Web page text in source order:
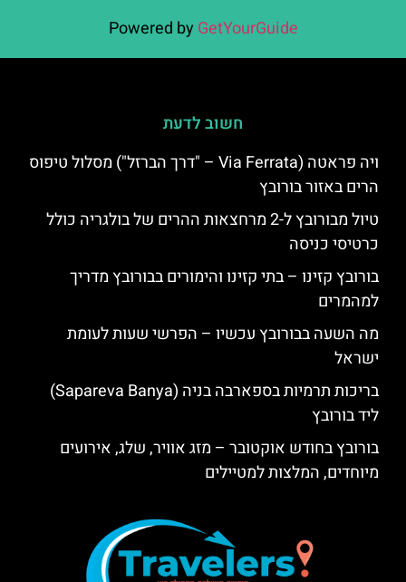
Powered by GetYourGuide
חשוב לדעת
ויה פראטה (Via Ferrata – "דרך הברזל") מסלול טיפוס
הרים באזור בורובץ
טיול מבורובץ ל-2 מרחצאות ההרים של בולגריה כולל
כרטיסי כניסה
בורובץ קזינו – בתי קזינו והימורים בבורובץ מדריך
למהמרים
מה השעה בבורובץ עכשיו – הפרשי שעות לעומת
ישראל
בריכות תרמיות בספארבה בניה (Sapareva Banya)
ליד בורובץ
בורובץ בחודש אוקטובר – מזג אוויר, שלג, אירועים
מיוחדים, המלצות למטיילים